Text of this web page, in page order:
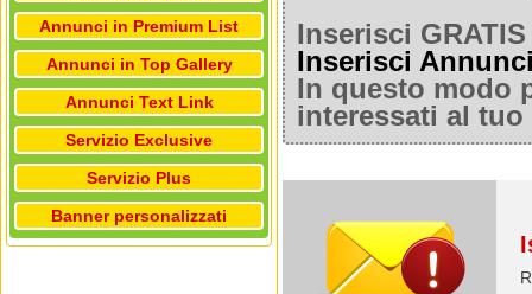
Annunci in Premium List
Annunci in Top Gallery
Annunci Text Link
Servizio Exclusive
Servizio Plus
Banner personalizzati
Inserisci
Inserisci
In questo modo
interessati al